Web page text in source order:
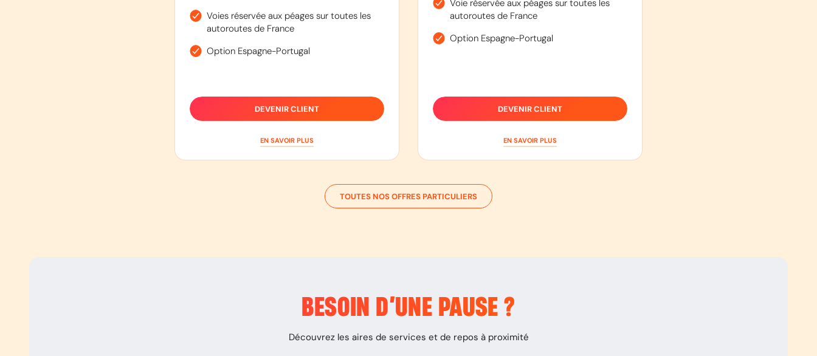
Voies réservée aux péages sur toutes les
autoroutes de France
Option Espagne-Portugal
DEVENIR CLIENT
EN SAVOIR PLUS
Voie réservée aux péages sur toutes les
autoroutes de France
Option Espagne-Portugal
DEVENIR CLIENT
EN SAVOIR PLUS
TOUTES NOS OFFRES PARTICULIERS
BESOIN D’UNE PAUSE ?
Découvrez les aires de services et de repos à proximité